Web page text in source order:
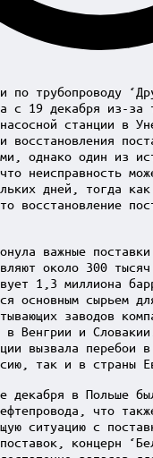
по трубопроводу
с 19 декабря из-за
станции в
восстановления
однако один из
неисправность
дней, тогда
восстановление
важные
около 300
1,3 миллиона
основным сырьем
заводов
в Венгрии и
вызвала перебои
так и в страны
декабря в Польше
что
ситуацию с
концерн